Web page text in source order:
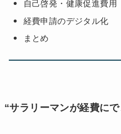
自己啓発・健康促進費用
経費申請のデジタル化
まとめ
“サラリーマンが経費に